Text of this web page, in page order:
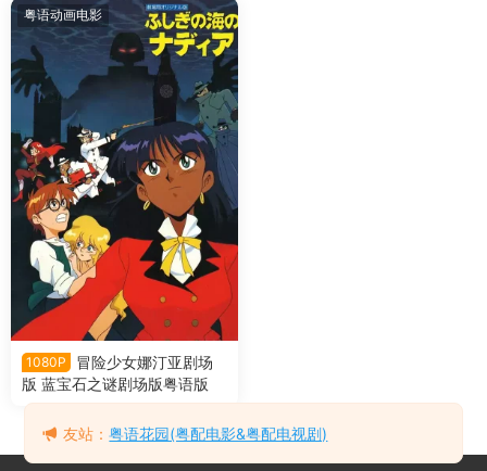
粤语动画电影
1080P
冒险少女娜汀亚剧场
版 蓝宝石之谜剧场版粤语版
友站：粤语花园(粤配电影&粤配电视剧)